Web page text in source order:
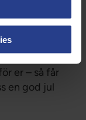
över vad
ställt upp och
befolkning:
er – så får
en god jul